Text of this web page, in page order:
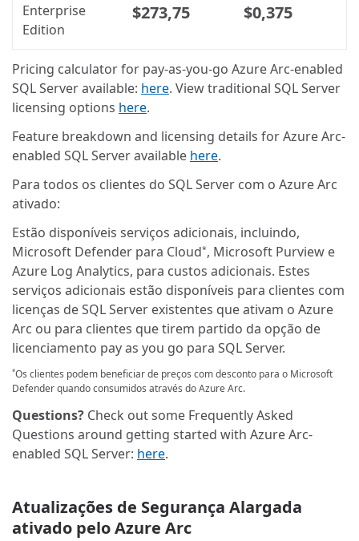
Enterprise
Edition
$273,75 $0,375
Pricing calculator for pay-as-you-go Azure Arc-enabled
SQL Server available: here. View traditional SQL Server
licensing options here.
Feature breakdown and licensing details for Azure Arc-
enabled SQL Server available here.
Para todos os clientes do SQL Server com o Azure Arc
ativado:
Estão disponíveis serviços adicionais, incluindo,
Microsoft Defender para Cloud*, Microsoft Purview e
Azure Log Analytics, para custos adicionais. Estes
serviços adicionais estão disponíveis para clientes com
licenças de SQL Server existentes que ativam o Azure
Arc ou para clientes que tirem partido da opção de
licenciamento pay as you go para SQL Server.
*Os clientes podem beneficiar de preços com desconto para o Microsoft
Defender quando consumidos através do Azure Arc.
Questions? Check out some Frequently Asked
Questions around getting started with Azure Arc-
enabled SQL Server: here.
Atualizações de Segurança Alargada
ativado pelo Azure Arc